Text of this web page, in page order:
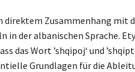
direktem Zusammenhang
in der albanischen Sprache.
das Wort ’shqipoj‘ und
Grundlagen für die